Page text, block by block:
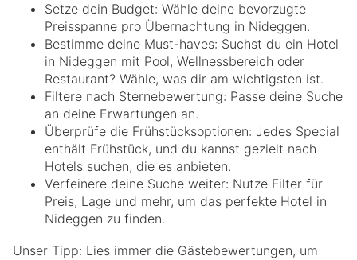
Setze dein Budget: Wähle deine bevorzugte
Preisspanne pro Übernachtung in Nideggen.
Bestimme deine Must-haves: Suchst du ein Hotel
in Nideggen mit Pool, Wellnessbereich oder
Restaurant? Wähle, was dir am wichtigsten ist.
Filtere nach Sternebewertung: Passe deine Suche
an deine Erwartungen an.
Überprüfe die Frühstücksoptionen: Jedes Special
enthält Frühstück, und du kannst gezielt nach
Hotels suchen, die es anbieten.
Verfeinere deine Suche weiter: Nutze Filter für
Preis, Lage und mehr, um das perfekte Hotel in
Nideggen zu finden.
Unser Tipp: Lies immer die Gästebewertungen, um